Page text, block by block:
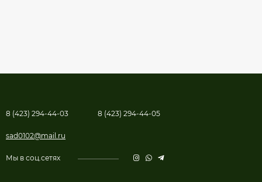
8 (423) 294-44-03 8 (423) 294-44-05
sad0102@mail.ru
Мы в соц.сетях